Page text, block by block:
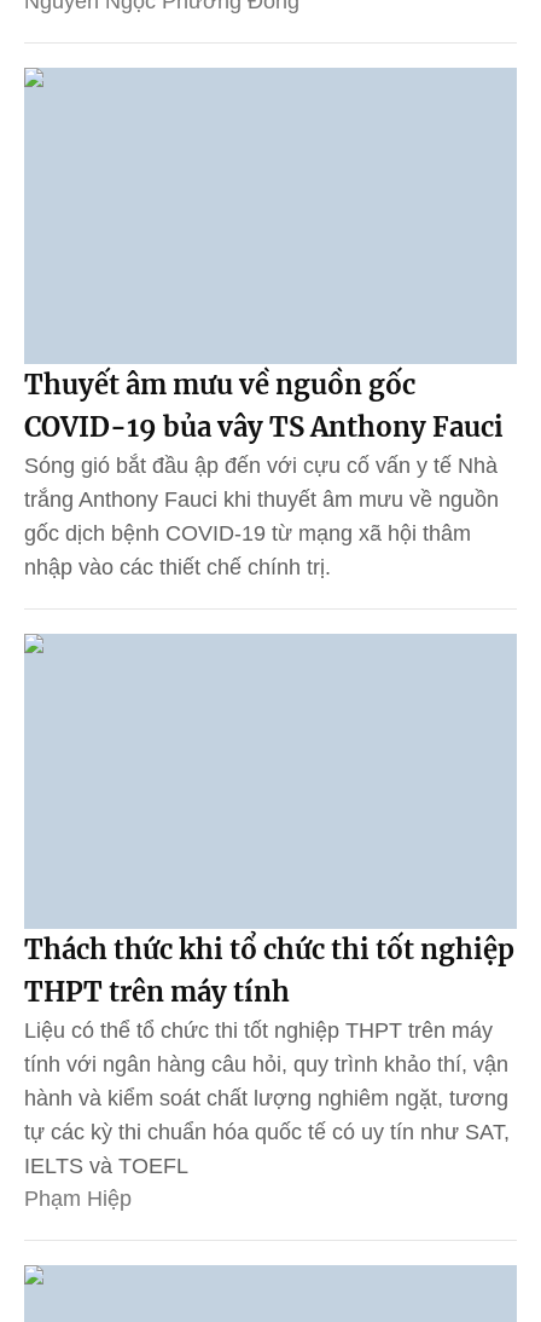
Thuyết âm mưu về nguồn gốc
COVID-19 bủa vây TS Anthony Fauci
Sóng gió bắt đầu ập đến với cựu cố vấn y tế Nhà
trắng Anthony Fauci khi thuyết âm mưu về nguồn
gốc dịch bệnh COVID-19 từ mạng xã hội thâm
nhập vào các thiết chế chính trị.
Thách thức khi tổ chức thi tốt nghiệp
THPT trên máy tính
Liệu có thể tổ chức thi tốt nghiệp THPT trên máy
tính với ngân hàng câu hỏi, quy trình khảo thí, vận
hành và kiểm soát chất lượng nghiêm ngặt, tương
tự các kỳ thi chuẩn hóa quốc tế có uy tín như SAT,
IELTS và TOEFL
Phạm Hiệp